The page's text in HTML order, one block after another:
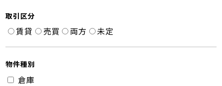
取引区分
賃貸 売買 両方 未定
物件種別
倉庫